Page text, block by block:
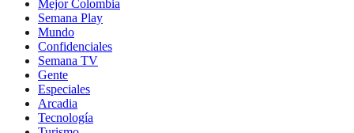
Mejor Colombia
Semana Play
Mundo
Confidenciales
Semana TV
Gente
Especiales
Arcadia
Tecnología